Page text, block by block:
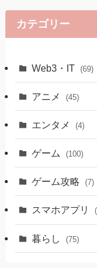
カテゴリー
Web3・IT (69)
アニメ (45)
エンタメ (4)
ゲーム (100)
ゲーム攻略 (7)
スマホアプリ
暮らし (75)